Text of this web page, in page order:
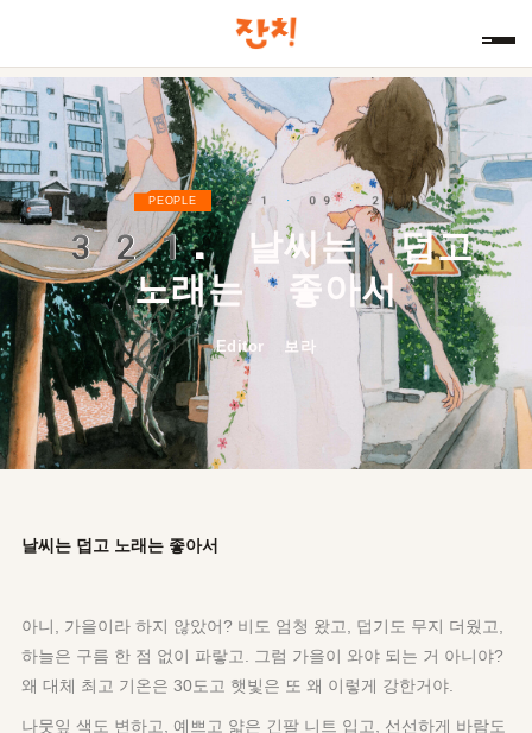
PEOPLE 2021 · 09 · 21
321.날씨는 덥고
노래는 좋아서
Editor 보라
날씨는 덥고 노래는 좋아서
아니, 가을이라 하지 않았어? 비도 엄청 왔고, 덥기도 무지 더웠고,
하늘은 구름 한 점 없이 파랗고. 그럼 가을이 와야 되는 거 아니야?
왜 대체 최고 기온은 30도고 햇빛은 또 왜 이렇게 강한거야.
나뭇잎 색도 변하고, 예쁘고 얇은 긴팔 니트 입고, 선선하게 바람도